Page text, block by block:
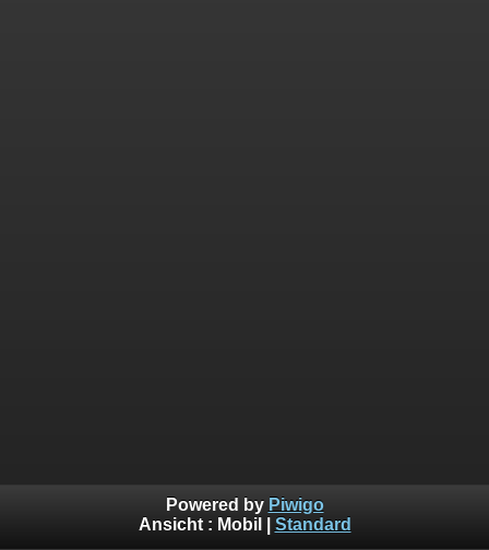
Powered by Piwigo
Ansicht : Mobil Standard